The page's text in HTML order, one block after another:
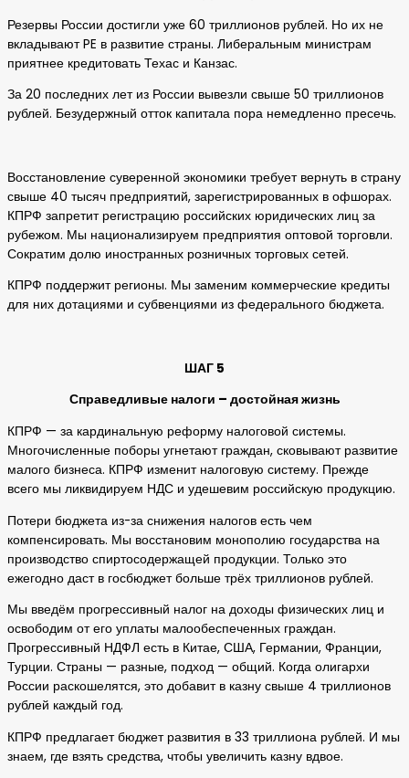
Резервы России достигли уже 60 триллионов рублей. Но их не
вкладывают PE в развитие страны. Либеральным министрам
приятнее кредитовать Техас и Канзас.
За 20 последних лет из России вывезли свыше 50 триллионов
рублей. Безудержный отток капитала пора немедленно пресечь.
Восстановление суверенной экономики требует вернуть в страну
свыше 40 тысяч предприятий, зарегистрированных в офшорах.
КПРФ запретит регистрацию российских юридических лиц за
рубежом. Мы национализируем предприятия оптовой торговли.
Сократим долю иностранных розничных торговых сетей.
КПРФ поддержит регионы. Мы заменим коммерческие кредиты
для них дотациями и субвенциями из федерального бюджета.
ШАГ 5
Справедливые налоги – достойная жизнь
КПРФ — за кардинальную реформу налоговой системы.
Многочисленные поборы угнетают граждан, сковывают развитие
малого бизнеса. КПРФ изменит налоговую систему. Прежде
всего мы ликвидируем НДС и удешевим российскую продукцию.
Потери бюджета из-за снижения налогов есть чем
компенсировать. Мы восстановим монополию государства на
производство спиртосодержащей продукции. Только это
ежегодно даст в госбюджет больше трёх триллионов рублей.
Мы введём прогрессивный налог на доходы физических лиц и
освободим от его уплаты малообеспеченных граждан.
Прогрессивный НДФЛ есть в Китае, США, Германии, Франции,
Турции. Страны — разные, подход — общий. Когда олигархи
России раскошелятся, это добавит в казну свыше 4 триллионов
рублей каждый год.
КПРФ предлагает бюджет развития в 33 триллиона рублей. И мы
знаем, где взять средства, чтобы увеличить казну вдвое.